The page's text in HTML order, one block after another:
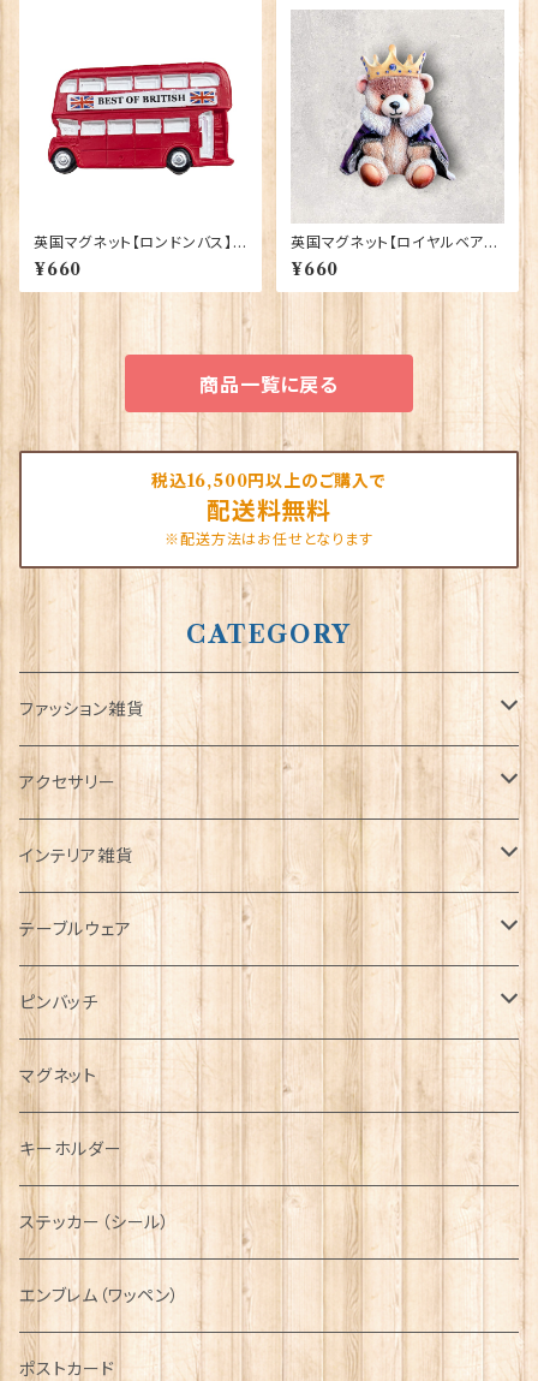
英国マグネット【ロンドンバス】E
lgate Products 90030（130
05）
¥660
英国マグネット【ロイヤルベア】E
lgate Products 90030（799
13）
¥660
商品一覧に戻る
税込16,500円以上のご購入で
配送料無料
※配送方法はお任せとなります
CATEGORY
ファッション雑貨
タータンネクタイ
帽子
キャップ
ハンチング帽
キャスケット
ディアストーカー
ニット帽
Tシャツ
マフラー
タータン【Bronte by Moon】
タータン【Glencroft】
ボタンラップマフラー【Aran Traditions】
サッシュ
スカーフ
ファッションマスク
アクセサリー
ORTAK
ブローチ
ペンダント
チャーム
その他のアクセサリー
インテリア雑貨
インテリア置物
ラブスプーン
ラブスプーン【SION LLEWELLYN】
ラブスプーン【PAUL CURTIS】
ファブリック
テーブルウェア
ティータオル
ペーパーナプキン
ティーコジー
その他テーブルウェア
ピンバッチ
ジェネラルデザイン
乗り物
動物＆植物
国旗＆紋章
音楽＆楽器
ミリタリー
NAVY
AIRFORCE
ARMY
ピューター
マグネット
キーホルダー
ステッカー（シール）
エンブレム（ワッペン）
ポストカード